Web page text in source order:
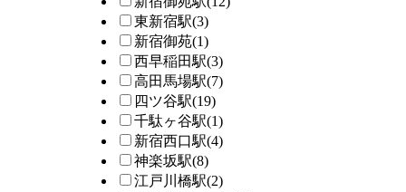
東新宿駅(3)
新宿御苑(1)
西早稲田駅(3)
高田馬場駅(7)
四ツ谷駅(19)
千駄ヶ谷駅(1)
新宿西口駅(4)
神楽坂駅(8)
江戸川橋駅(2)